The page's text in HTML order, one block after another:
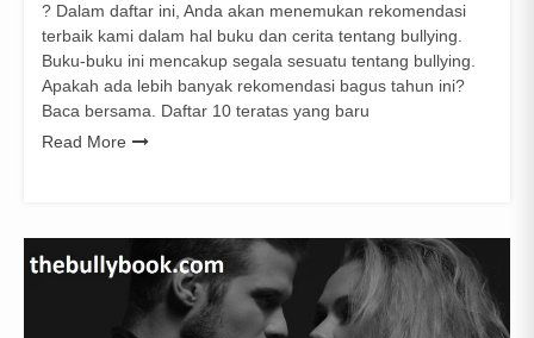
? Dalam daftar ini, Anda akan menemukan rekomendasi
terbaik kami dalam hal buku dan cerita tentang bullying.
Buku-buku ini mencakup segala sesuatu tentang bullying.
Apakah ada lebih banyak rekomendasi bagus tahun ini?
Baca bersama. Daftar 10 teratas yang baru
Read More